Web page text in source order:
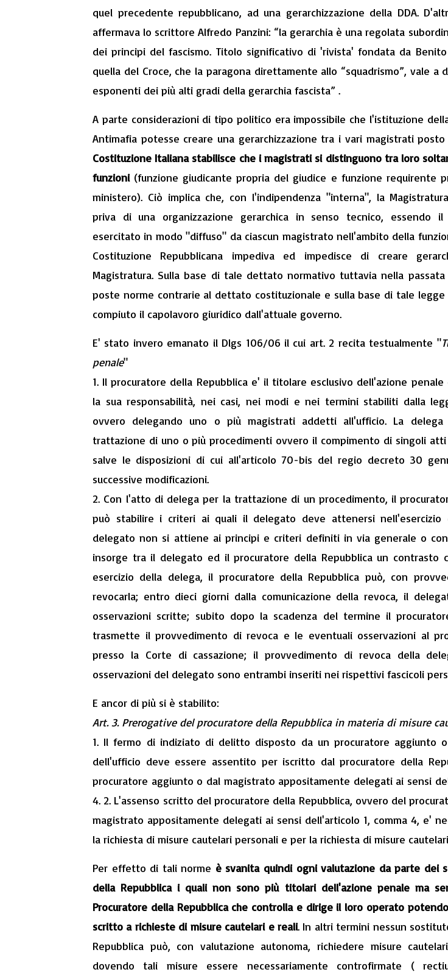
quel precedente repubblicano, ad una gerarchizzazione della DDA.
affermava lo scrittore Alfredo Panzini: “la gerarchia è una regolata
dei principi del fascismo. Titolo significativo di 'rivista' fondata da Benito
quella del Croce, che la paragona direttamente allo “squadrismo”, vale a
esponenti dei più alti gradi della gerarchia fascista” .
A parte considerazioni di tipo politico era impossibile che l'istituzione
Antimafia potesse creare una gerarchizzazione tra i vari magistrati posto
Costituzione Italiana stabilisce che i magistrati si distinguono tra loro
funzioni(funzione giudicante propria del giudice e funzione requirente
ministero). Ciò implica che, con l'indipendenza "interna", la
priva di una organizzazione gerarchica in senso tecnico, essendo il
esercitato in modo "diffuso" da ciascun magistrato nell'ambito della
Costituzione Repubblicana impediva ed impedisce di creare
Magistratura. Sulla base di tale dettato normativo tuttavia nella
poste norme contrarie al dettato costituzionale e sulla base di tale
compiuto il capolavoro giuridico dall'attuale governo.
E' stato invero emanato il Dlgs 106/06 il cui art. 2 recita testualmente "
penale"
1. Il procuratore della Repubblica e' il titolare esclusivo dell'azione
la sua responsabilità, nei casi, nei modi e nei termini stabiliti dalla
ovvero delegando uno o più magistrati addetti all'ufficio. La delega
trattazione di uno o più procedimenti ovvero il compimento di singoli
salve le disposizioni di cui all'articolo 70-bis del regio decreto 30
successive modificazioni.
2. Con l'atto di delega per la trattazione di un procedimento, il
può stabilire i criteri ai quali il delegato deve attenersi nell'esercizio
delegato non si attiene ai principi e criteri definiti in via generale o
insorge tra il delegato ed il procuratore della Repubblica un contrasto
esercizio della delega, il procuratore della Repubblica può, con
revocarla; entro dieci giorni dalla comunicazione della revoca, il
osservazioni scritte; subito dopo la scadenza del termine il
trasmette il provvedimento di revoca e le eventuali osservazioni al
presso la Corte di cassazione; il provvedimento di revoca della
osservazioni del delegato sono entrambi inseriti nei rispettivi fascicoli
E ancor di più si è stabilito:
Art. 3. Prerogative del procuratore della Repubblica in materia di misure
1. Il fermo di indiziato di delitto disposto da un procuratore aggiunto
dell'ufficio deve essere assentito per iscritto dal procuratore della
procuratore aggiunto o dal magistrato appositamente delegati ai sensi
4. 2. L'assenso scritto del procuratore della Repubblica, ovvero del
magistrato appositamente delegati ai sensi dell'articolo 1, comma 4, e'
la richiesta di misure cautelari personali e per la richiesta di misure
Per effetto di tali norme è svanita quindi ogni valutazione da parte dei
della Repubblica i quali non sono più titolari dell'azione penale ma
Procuratore della Repubblica che controlla e dirige il loro operato
scritto a richieste di misure cautelari e reali. In altri termini nessun
Repubblica può, con valutazione autonoma, richiedere misure
dovendo tali misure essere necessariamente controfirmate (